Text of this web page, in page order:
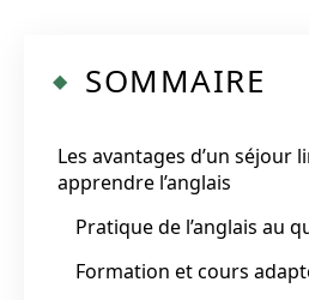
SOMMAIRE
Les avantages d’un séjour
apprendre l’anglais
Pratique de l’anglais au
Formation et cours